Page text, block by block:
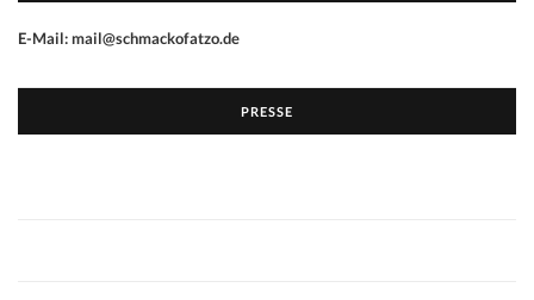
E-Mail: mail@schmackofatzo.de
PRESSE